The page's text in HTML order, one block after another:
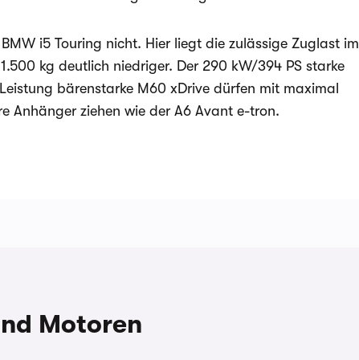
i5 Touring nicht. Hier liegt die zulässige Zuglast im
kg deutlich niedriger. Der 290 kW/394 PS starke
bärenstarke M60 xDrive dürfen mit maximal
Anhänger ziehen wie der A6 Avant e-tron.
Motoren